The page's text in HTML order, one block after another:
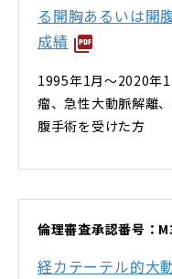
る開胸あるいは開
成績
1995年1月～2020年
瘤、急性大動脈解離
腹手術を受けた方
倫理審査承認番号：
経カテーテル的大